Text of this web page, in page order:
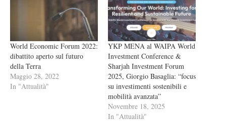
World Economic Forum 2022:
dibattito aperto sul futuro
della Terra
Maggio 28, 2022
In "Attualità"
YKP MENA al WAIPA World
Investment Conference &
Sharjah Investment Forum
2025, Giorgio Basaglia: “focus
su investimenti sostenibili e
mobilità avanzata”
Novembre 18, 2025
In "Attualità"